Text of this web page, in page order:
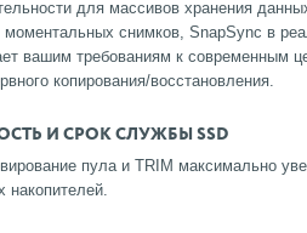
для массивов хранения
моментальных снимков, SnapSync в
вашим требованиям к современным
копирования/восстановления.
И СРОК СЛУЖБЫ SSD
пула и TRIM максимально
накопителей.